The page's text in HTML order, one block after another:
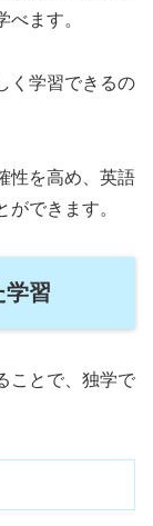
ます。
く学習できるの
性を高め、英語
できます。
学習
ことで、独学で